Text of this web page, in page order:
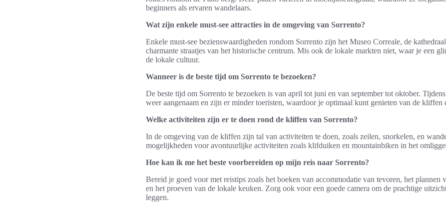
beginners als ervaren wandelaars.
Wat zijn enkele must-see attracties in de omgeving van Sorrento?
Enkele must-see bezienswaardigheden rondom Sorrento zijn het Museo Correale, de
charmante straatjes van het historische centrum. Mis ook de lokale markten niet, waar je een
de lokale cultuur.
Wanneer is de beste tijd om Sorrento te bezoeken?
De beste tijd om Sorrento te bezoeken is van april tot juni en van september tot oktober.
weer aangenaam en zijn er minder toeristen, waardoor je optimaal kunt genieten van de kliffen
Welke activiteiten zijn er te doen rond de kliffen van Sorrento?
In de omgeving van de kliffen zijn tal van activiteiten te doen, zoals zeilen, snorkelen, en
mogelijkheden voor avontuurlijke activiteiten zoals klifduiken en mountainbiken in het
Hoe kan ik me het beste voorbereiden op mijn reis naar Sorrento?
Bereid je goed voor met reistips zoals het boeken van accommodatie van tevoren, het plannen
en het proeven van de lokale keuken. Zorg ook voor een goede camera om de prachtige
leggen.